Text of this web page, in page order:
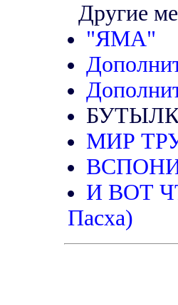
Другие
"ЯМА"
МИР
И ВОТ
Пасха)